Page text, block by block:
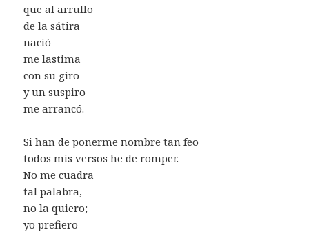
que al arrullo
de la sátira
nació
me lastima
con su giro
y un suspiro
me arrancó.
Si han de ponerme nombre tan feo
todos mis versos he de romper.
No me cuadra
tal palabra,
no la quiero;
yo prefiero